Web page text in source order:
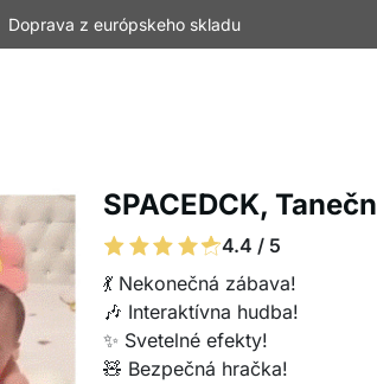
Doprava z európskeho skladu
SPACEDCK,
4.4 / 5
💃 Nekonečná zábava!
🎶 Interaktívna hudba!
✨ Svetelné efekty!
🧸 Bezpečná hračka!